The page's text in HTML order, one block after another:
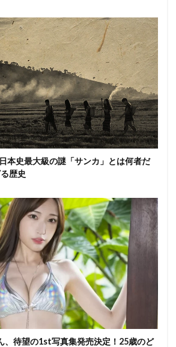
本史最大級の謎「サンカ」とは何者だ
歴史
、待望の1st写真集発売決定！25歳のど